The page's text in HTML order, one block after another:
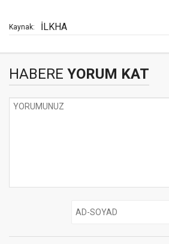
Kaynak: İLKHA
HABERE YORUM KAT